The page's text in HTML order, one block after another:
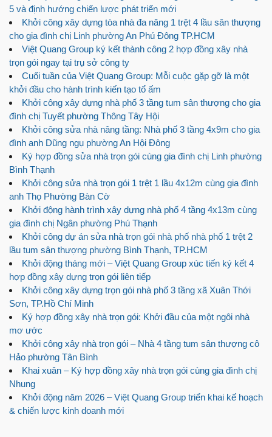
5 và định hướng chiến lược phát triển mới
Khởi công xây dựng tòa nhà đa năng 1 trệt 4 lầu sân thượng
cho gia đình chị Linh phường An Phú Đông TP.HCM
Việt Quang Group ký kết thành công 2 hợp đồng xây nhà
trọn gói ngay tại trụ sở công ty
Cuối tuần của Việt Quang Group: Mỗi cuộc gặp gỡ là một
khởi đầu cho hành trình kiến tạo tổ ấm
Khởi công xây dựng nhà phố 3 tầng tum sân thượng cho gia
đình chị Tuyết phường Thông Tây Hội
Khởi công sửa nhà nâng tầng: Nhà phố 3 tầng 4x9m cho gia
đình anh Dũng ngụ phường An Hội Đông
Ký hợp đồng sửa nhà trọn gói cùng gia đình chị Linh phường
Bình Thạnh
Khởi công sửa nhà trọn gói 1 trệt 1 lầu 4x12m cùng gia đình
anh Thọ Phường Bàn Cờ
Khởi động hành trình xây dựng nhà phố 4 tầng 4x13m cùng
gia đình chị Ngân phường Phú Thạnh
Khởi công dự án sửa nhà trọn gói nhà phố nhà phố 1 trệt 2
lầu tum sân thượng phường Bình Thạnh, TP.HCM
Khởi động tháng mới – Việt Quang Group xúc tiến ký kết 4
hợp đồng xây dựng trọn gói liên tiếp
Khởi công xây dựng trọn gói nhà phố 3 tầng xã Xuân Thới
Sơn, TP.Hồ Chí Minh
Ký hợp đồng xây nhà trọn gói: Khởi đầu của một ngôi nhà
mơ ước
Khởi công xây nhà trọn gói – Nhà 4 tầng tum sân thượng cô
Hảo phường Tân Bình
Khai xuân – Ký hợp đồng xây nhà trọn gói cùng gia đình chị
Nhung
Khởi động năm 2026 – Việt Quang Group triển khai kế hoạch
& chiến lược kinh doanh mới